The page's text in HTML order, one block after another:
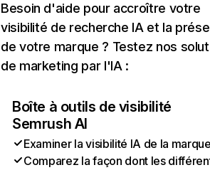
Besoin d'aide pour accroître votre
visibilité de recherche IA et la
de votre marque ? Testez nos
de marketing par l'IA :
Boîte à outils de visibilité
Semrush AI
Examiner la visibilité IA de la
Comparez la façon dont les